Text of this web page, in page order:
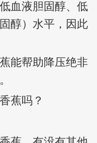
液胆固醇、低
醇）水平，因此
帮助降压绝非
蕉吗？